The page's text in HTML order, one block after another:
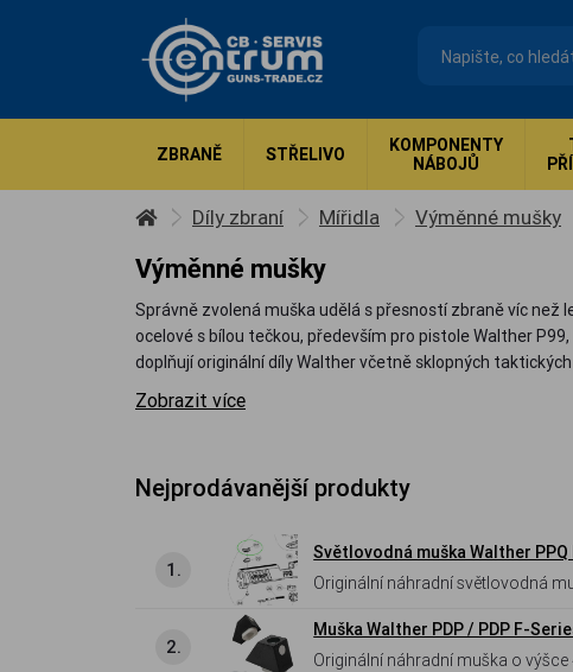
ZBRANĚ STŘELIVO
KOMPONENTY
NÁBOJŮ
Díly zbraní Mířidla Výměnné mušky
Výměnné mušky
Správně zvolená muška udělá s přesností zbraně víc než
ocelové s bílou tečkou, především pro pistole Walther
doplňují originální díly Walther včetně sklopných
Zobrazit více
Nejprodávanější produkty
1.
Světlovodná muška Walther PPQ
Originální náhradní světlovodná muška (4 mm) s červeným vláknem pro malorážkové pistole Walther PPQ M2 .22
2.
Muška Walther PDP / PDP F-
Originální náhradní muška o